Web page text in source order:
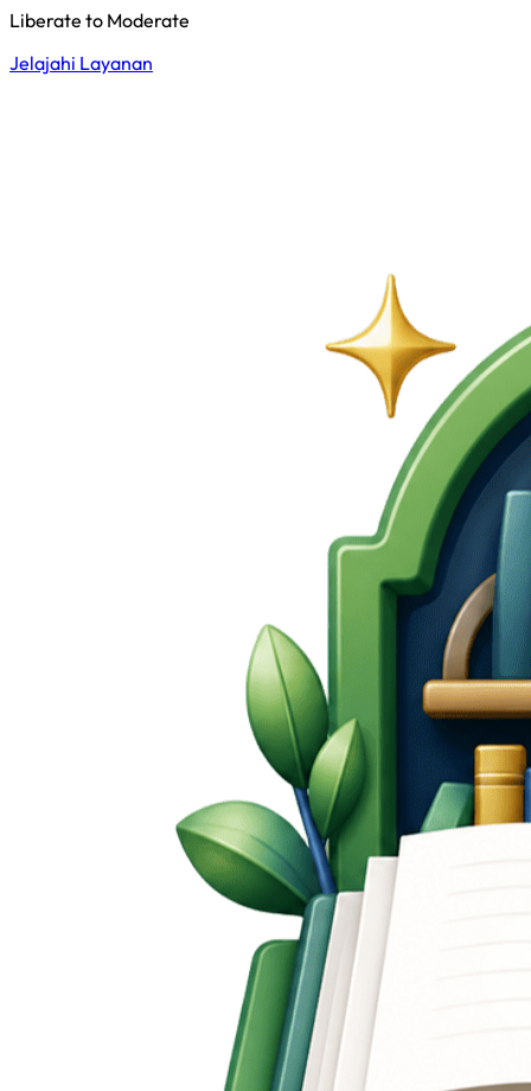
Liberate to Moderate
Jelajahi Layanan